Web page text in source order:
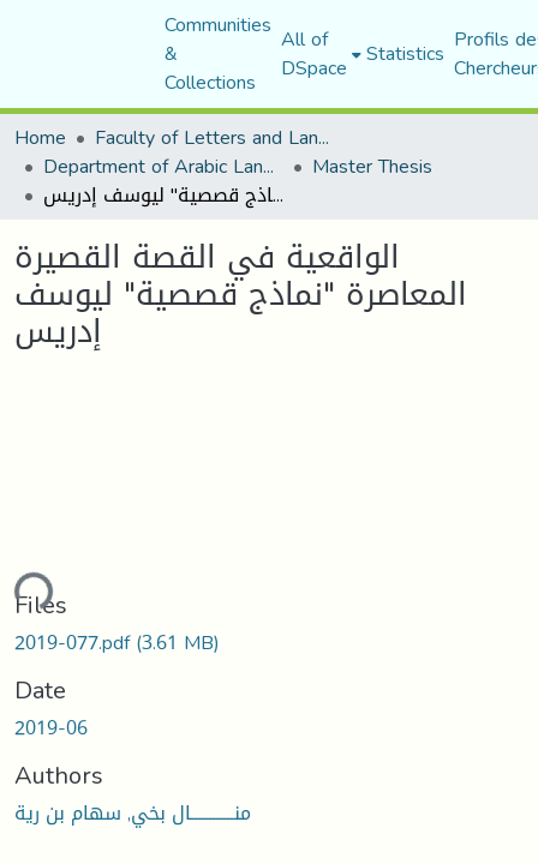
Communities
&
Collections
All of
DSpace Statistics Profils
Home
Faculty of Letters and Languages
Department of Arabic Language and Literature Master Thesis
الواقعية في القصة القصيرة المعاصرة "نماذج قصصية" ليوسف إدريس
الواقعية في القصة القصيرة
المعاصرة "نماذج قصصية" ليوسف
إدريس
Files
2019-077.pdf(3.61 MB)
Date
2019-06
Authors
منــــــــــــال بخي, سهام بن رية